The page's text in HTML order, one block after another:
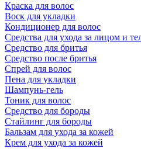
Краска для волос
Воск для укладки
Кондиционер для волос
Средства для ухода за лицом и
Средство для бритья
Средство после бритья
Спрей для волос
Пена для укладки
Шампунь-гель
Тоник для волос
Средство для бороды
Стайлинг для бороды
Бальзам для ухода за кожей
Крем для ухода за кожей